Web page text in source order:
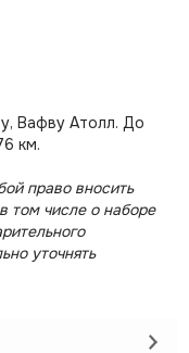
Вафву Атолл. До
км.
право вносить
том числе о наборе
уточнять